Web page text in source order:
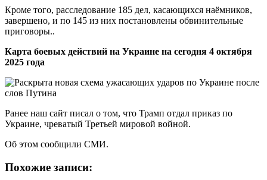
Кроме того, расследование 185 дел, касающихся наёмников,
завершено, и по 145 из них постановлены обвинительные
приговоры..
Карта боевых действий на Украине на сегодня 4 октября
2025 года
Ранее наш сайт писал о том, что Трамп отдал приказ по
Украине, чреватый Третьей мировой войной.
Об этом сообщили СМИ.
Похожие записи: